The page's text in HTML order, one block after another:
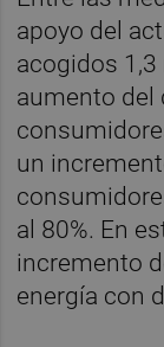
apoyo del
acogidos
aumento del
un
al 80%. En
incremento
energía con